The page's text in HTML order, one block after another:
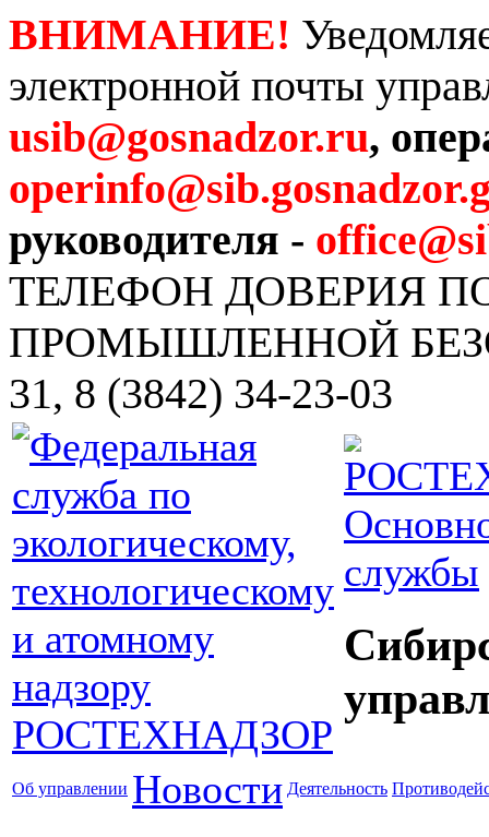
ВНИМАНИЕ!
электронной почты
usib@gosnadzor.ru,
руководителя -
ТЕЛЕФОН ДОВЕРИЯ
ПРОМЫШЛЕННОЙ
31, 8 (3842) 34-23-03
службы
Об управлении Новости Деятельность